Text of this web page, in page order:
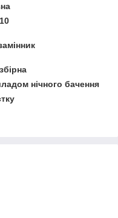
нічного бачення